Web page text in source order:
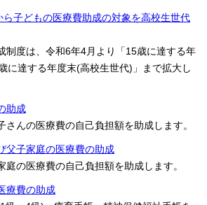
子どもの医療費助成の対象を高校生世代
制度は、令和6年4月より「15歳に達する年
に達する年度末(高校生世代)」まで拡大し
助成
さんの医療費の自己負担額を助成します。
父子家庭の医療費の助成
庭の医療費の自己負担額を助成します。
療費の助成